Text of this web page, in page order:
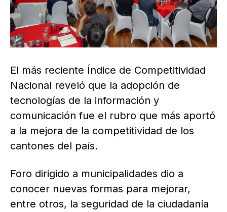
El más reciente Índice de Competitividad
Nacional reveló que la adopción de
tecnologías de la información y
comunicación fue el rubro que más aportó
a la mejora de la competitividad de los
cantones del país.
Foro dirigido a municipalidades dio a
conocer nuevas formas para mejorar,
entre otros, la seguridad de la ciudadanía